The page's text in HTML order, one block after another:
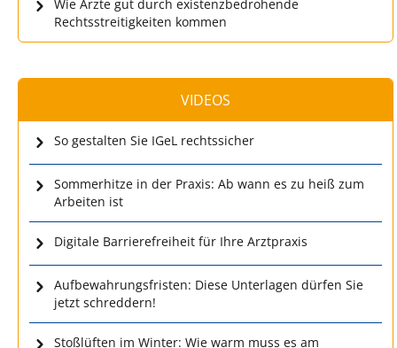
Wie Ärzte gut durch existenzbedrohende
Rechtsstreitigkeiten kommen
VIDEOS
So gestalten Sie IGeL rechtssicher
Sommerhitze in der Praxis: Ab wann es zu heiß zum
Arbeiten ist
Digitale Barrierefreiheit für Ihre Arztpraxis
Aufbewahrungsfristen: Diese Unterlagen dürfen Sie
jetzt schreddern!
Stoßlüften im Winter: Wie warm muss es am